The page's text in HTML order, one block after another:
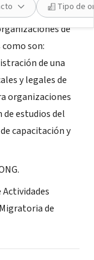
Tipo de
de
son:
de una
y legales de
organizaciones
estudios del
capacitación y
de